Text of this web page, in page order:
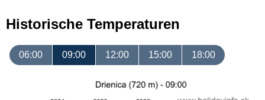
Historische Temperaturen
06:00 09:00 12:00 15:00 18:00